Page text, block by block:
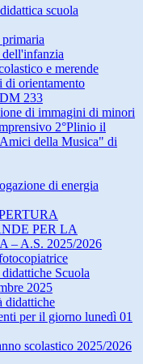
scuola
e merende
di orientamento
233
di immagini di minori
2°Plinio il
della Musica" di
di energia
PER LA
– A.S. 2025/2026
Scuola
2025
didattiche
per il giorno lunedì 01
scolastico 2025/2026